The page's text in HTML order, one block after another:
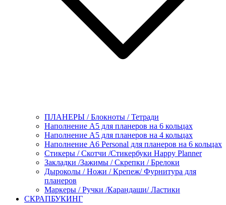
ПЛАНЕРЫ / Блокноты / Тетради
Наполнение А5 для планеров на 6 кольцах
Наполнение А5 для планеров на 4 кольцах
Наполнение А6 Personal для планеров на 6 кольцах
Стикеры / Скотчи /Стикербуки Happy Planner
Закладки /Зажимы / Скрепки / Брелоки
Дыроколы / Ножи / Крепеж/ Фурнитура для
планеров
Маркеры / Ручки /Карандаши/ Ластики
СКРАПБУКИНГ